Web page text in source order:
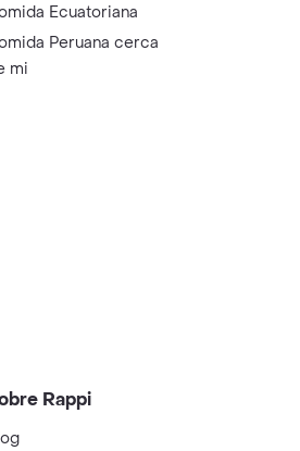
Ecuatoriana
Peruana cerca
mi
Rappi